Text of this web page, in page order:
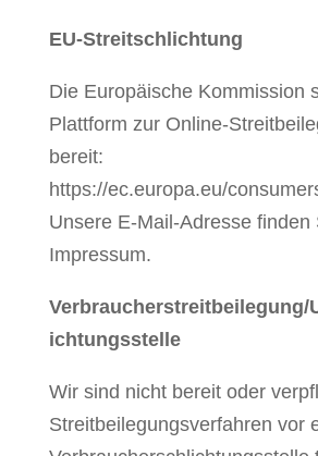
EU-Streitschlichtung
Die Europäische Kommission
Plattform zur Online-
bereit:
https://ec.europa.eu/
Unsere E-Mail-Adresse finden
Impressum.
Verbraucherstreitbeilegung/
ichtungsstelle
Wir sind nicht bereit oder
Streitbeilegungsverfahren vor